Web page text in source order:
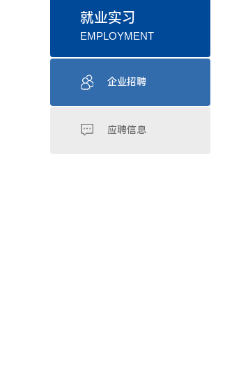
就业实习
EMPLOYMENT
企业招聘
应聘信息